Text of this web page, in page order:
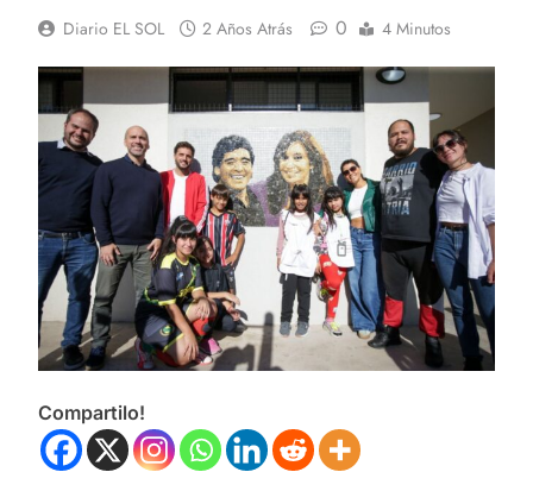
Diario EL SOL 2 Años Atrás 0 4 Minutos
Compartilo!